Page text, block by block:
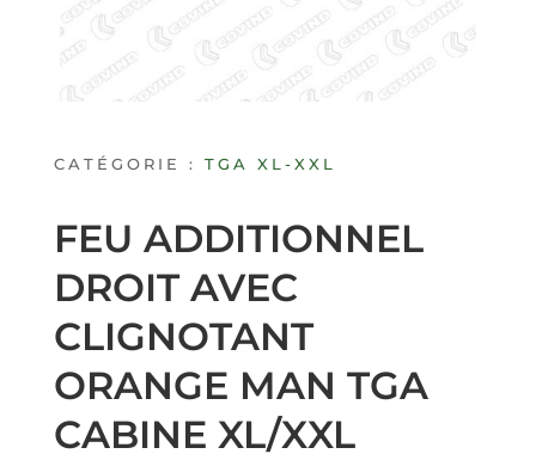
CATÉGORIE : TGA XL-XXL
FEU ADDITIONNEL
DROIT AVEC
CLIGNOTANT
ORANGE MAN TGA
CABINE XL/XXL